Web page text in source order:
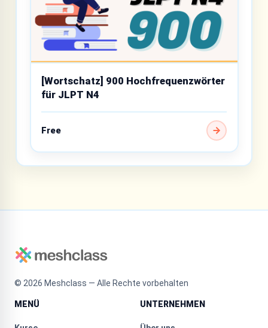
[Wortschatz] 900 Hochfrequenzwörter
für JLPT N4
Free
© 2026 Meshclass — Alle Rechte vorbehalten
MENÜ UNTERNEHMEN